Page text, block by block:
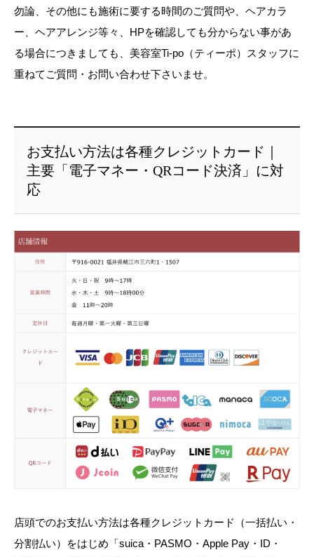
勿論、その他にも施術に要する時間のご質問や、ヘアカラ
ー、ヘアアレンジ等々、HPを確認しても分からない事があ
る場合につきましても、美容室Ti-po（ティーポ）スタッフに
重ねてご質問・お問い合わせ下さいませ。
お支払い方法は各種クレジットカード｜
主要「電子マネー・QRコード決済」に対
応
店頭でのお支払い方法は各種クレジットカード（一括払い・
分割払い）をはじめ「suica・PASMO・Apple Pay・ID・